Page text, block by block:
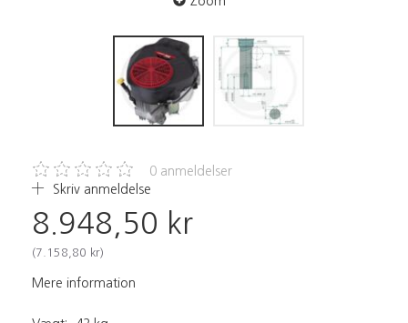
0 anmeldelser
Skriv anmeldelse
8.948,50 kr
(7.158,80 kr)
Mere information